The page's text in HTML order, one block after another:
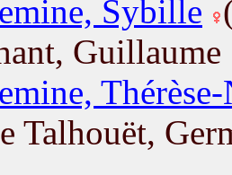
Sybille
Guillaume
Talhouët,